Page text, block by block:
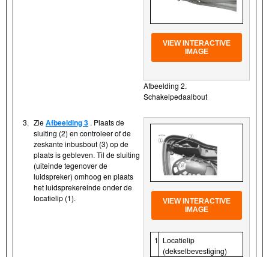
VIEW INTERACTIVE
IMAGE
Afbeelding 2.
Schakelpedaalbout
3. ZieAfbeelding 3 . Plaats de
sluiting (2) en controleer of de
zeskante inbusbout (3) op de
plaats is gebleven. Til de sluiting
(uiteinde tegenover de
luidspreker) omhoog en plaats
het luidsprekereinde onder de
locatielip (1).
VIEW INTERACTIVE
IMAGE
1 Locatielip
(dekselbevestiging)